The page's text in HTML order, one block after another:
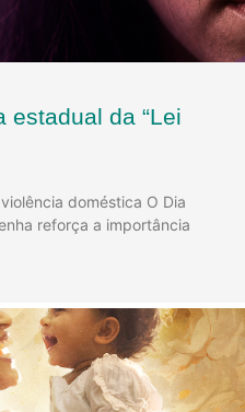
estadual da “Lei
doméstica O Dia
reforça a importância